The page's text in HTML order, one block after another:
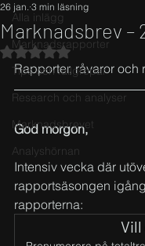
Alla inlägg
Marknadsrapporter
Tips och fallgropar
Research och analyser
Marknadsbrevet
Analyshörnan
Marknadsbrev –
26 jan. 3 min läsning
Betygsatt till NaN av 5
Rapporter, råvaror och
God morgon,
Intensiv vecka där
rapportsäsongen
rapporterna:
Vill